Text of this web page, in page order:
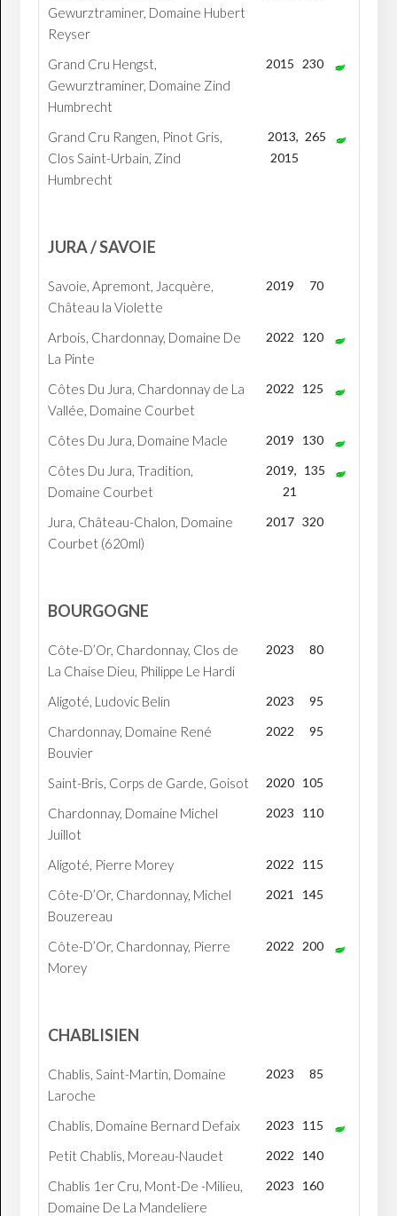
Gewurztraminer, Domaine Hubert
Reyser
Grand Cru Hengst,
Gewurztraminer, Domaine Zind
Humbrecht
2015 230
Grand Cru Rangen, Pinot Gris,
Clos Saint-Urbain, Zind
Humbrecht
2013,
2015
265
JURA / SAVOIE
Savoie, Apremont, Jacquère,
Château la Violette
2019 70
Arbois, Chardonnay, Domaine De
La Pinte
2022 120
Côtes Du Jura, Chardonnay de La
Vallée, Domaine Courbet
2022 125
Côtes Du Jura, Domaine Macle 2019 130
Côtes Du Jura, Tradition,
Domaine Courbet
2019,
21
135
Jura, Château-Chalon, Domaine
Courbet (620ml)
2017 320
BOURGOGNE
Côte-D’Or, Chardonnay, Clos de
La Chaise Dieu, Philippe Le Hardi
2023 80
Aligoté, Ludovic Belin 2023 95
Chardonnay, Domaine René
Bouvier
2022 95
Saint-Bris, Corps de Garde, Goisot 2020 105
Chardonnay, Domaine Michel
Juillot
2023 110
Aligoté, Pierre Morey 2022 115
Côte-D’Or, Chardonnay, Michel
Bouzereau
2021 145
Côte-D’Or, Chardonnay, Pierre
Morey
2022 200
CHABLISIEN
Chablis, Saint-Martin, Domaine
Laroche
2023 85
Chablis, Domaine Bernard Defaix 2023 115
Petit Chablis, Moreau-Naudet 2022 140
Chablis 1er Cru, Mont-De -Milieu,
Domaine De La Mandeliere
2023 160